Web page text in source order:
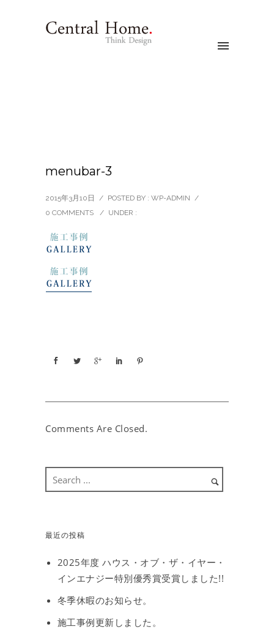
menubar-3
2015年3月10日 / POSTED BY : WP-ADMIN /
0 COMMENTS
/ UNDER :
Comments Are Closed.
最近の投稿
2025年度 ハウス・オブ・ザ・イヤー・
インエナジー特別優秀賞受賞しました!!
冬季休暇のお知らせ。
施工事例更新しました。